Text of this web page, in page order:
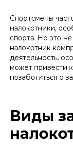
Спортсмены
налокотники,
спорта. Но это
налокотник
деятельность,
может привести
позаботиться о
Виды